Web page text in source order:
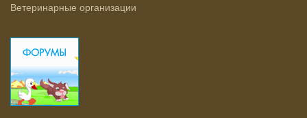
Ветеринарные организации